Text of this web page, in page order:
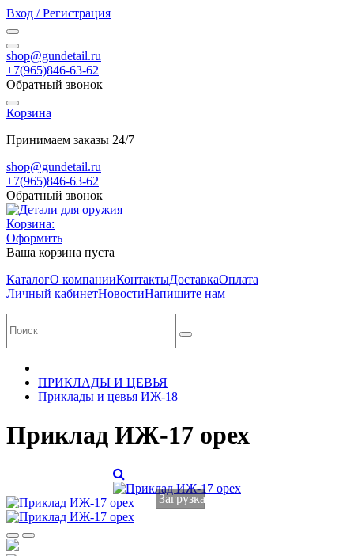
Вход / Регистрация
shop@gundetail.ru
+7(965)846-63-62
Обратный звонок
Корзина
Принимаем заказы 24/7
shop@gundetail.ru
+7(965)846-63-62
Обратный звонок
Корзина:
Оформить
Ваша корзина пуста
КаталогО компанииКонтактыДоставкаОплата
Личный кабинетНовостиНапишите нам
ПРИКЛАДЫ И ЦЕВЬЯ
Приклады и цевья ИЖ-18
Приклад ИЖ-17 орех
Загрузка...